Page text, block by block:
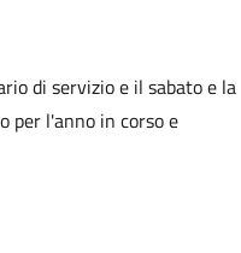
di servizio e il sabato e la
per l'anno in corso e